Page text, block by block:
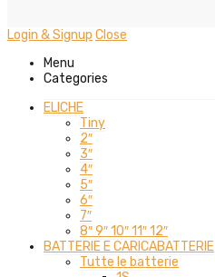
Login & Signup Close
Menu
Categories
ELICHE
Tiny
2″
3″
4″
5″
6″
7″
8″ 9″ 10″ 11″ 12″
BATTERIE E CARICABATTERIE
Tutte le batterie